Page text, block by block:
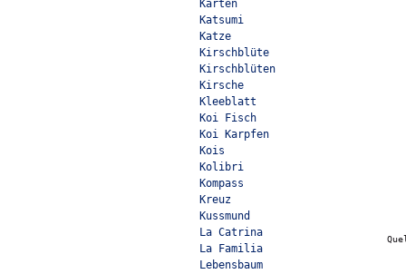
Karten
Katsumi
Katze
Kirschblüte
Kirschblüten
Kirsche
Kleeblatt
Koi Fisch
Koi Karpfen
Kois
Kolibri
Kompass
Kreuz
Kussmund
La Catrina
La Familia
Lebensbaum